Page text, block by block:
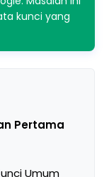
kunci yang
Pertama
Umum